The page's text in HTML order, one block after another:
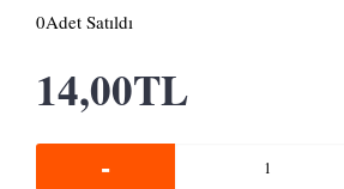
0Adet Satıldı
14,00TL
-